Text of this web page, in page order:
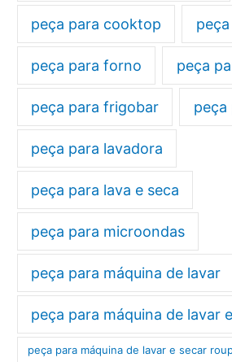
peça para cooktop
peça para forno peça
peça para frigobar peça
peça para lavadora
peça para lava e seca
peça para microondas
peça para máquina de lavar
peça para máquina de lavar
peça para máquina de lavar e secar